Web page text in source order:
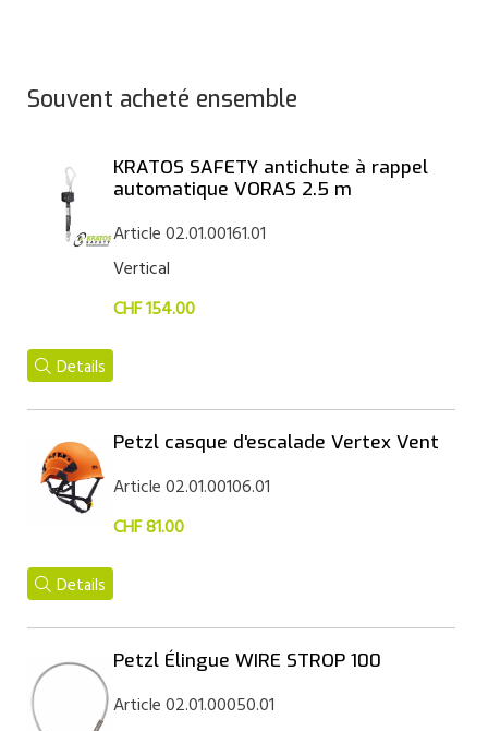
Souvent acheté ensemble
KRATOS SAFETY antichute à rappel
automatique VORAS 2.5 m
Article 02.01.00161.01
Vertical
CHF 154.00
Details
Petzl casque d'escalade Vertex Vent
Article 02.01.00106.01
CHF 81.00
Details
Petzl Élingue WIRE STROP 100
Article 02.01.00050.01